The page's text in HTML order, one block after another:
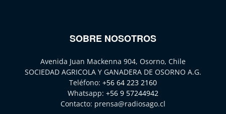
SOBRE NOSOTROS
Avenida Juan Mackenna 904, Osorno, Chile
SOCIEDAD AGRICOLA Y GANADERA DE OSORNO A.G.
Teléfono: +56 64 223 2160
Whatsapp: +56 9 57244942
Contacto: prensa@radiosago.cl